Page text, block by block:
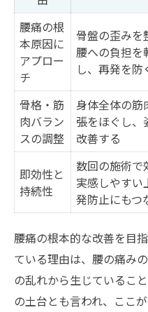
産後の身体ケアに
産後の腰痛対
産後骨盤ケア
腰痛予防のた
永福エリアで
骨盤矯正が産
腰痛の根
本原因に
アプロー
チ
骨盤の歪みを
腰への負担を
し、再発を防
骨格・筋
肉バラン
スの調整
身体全体の筋
張をほぐし、
改善する
即効性と
持続性
数回の施術で
実感しやすい
発防止にもつ
腰痛の根本的な改善を目
ている理由は、腰の痛み
の乱れから生じているこ
の土台とも言われ、ここ